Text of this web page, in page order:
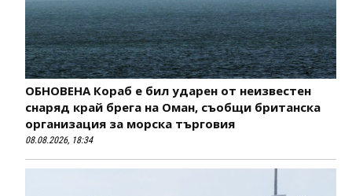
ОБНОВЕНА Кораб е бил ударен от неизвестен
снаряд край брега на Оман, съобщи британска
организация за морска търговия
08.08.2026, 18:34